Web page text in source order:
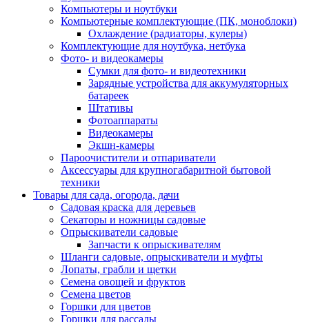
Компьютеры и ноутбуки
Компьютерные комплектующие (ПК, моноблоки)
Охлаждение (радиаторы, кулеры)
Комплектующие для ноутбука, нетбука
Фото- и видеокамеры
Сумки для фото- и видеотехники
Зарядные устройства для аккумуляторных
батареек
Штативы
Фотоаппараты
Видеокамеры
Экшн-камеры
Пароочистители и отпариватели
Аксессуары для крупногабаритной бытовой
техники
Товары для сада, огорода, дачи
Садовая краска для деревьев
Секаторы и ножницы садовые
Опрыскиватели садовые
Запчасти к опрыскивателям
Шланги садовые, опрыскиватели и муфты
Лопаты, грабли и щетки
Семена овощей и фруктов
Семена цветов
Горшки для цветов
Горшки для рассады